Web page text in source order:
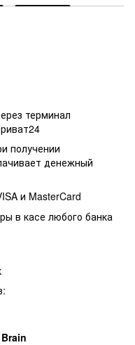
терминал
получении
денежный
и MasterCard
в касе любого банка
Brain